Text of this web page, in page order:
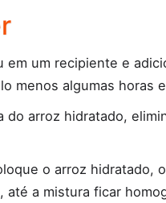
em um recipiente e
menos algumas horas
do arroz hidratado,
o arroz hidratado,
até a mistura ficar